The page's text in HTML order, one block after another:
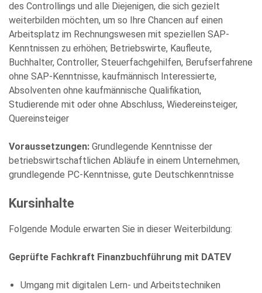
des Controllings und alle Diejenigen, die sich gezielt
weiterbilden möchten, um so Ihre Chancen auf einen
Arbeitsplatz im Rechnungswesen mit speziellen SAP-
Kenntnissen zu erhöhen; Betriebswirte, Kaufleute,
Buchhalter, Controller, Steuerfachgehilfen, Berufserfahrene
ohne SAP-Kenntnisse, kaufmännisch Interessierte,
Absolventen ohne kaufmännische Qualifikation,
Studierende mit oder ohne Abschluss, Wiedereinsteiger,
Quereinsteiger
Voraussetzungen: Grundlegende Kenntnisse der
betriebswirtschaftlichen Abläufe in einem Unternehmen,
grundlegende PC-Kenntnisse, gute Deutschkenntnisse
Kursinhalte
Folgende Module erwarten Sie in dieser Weiterbildung:
Geprüfte Fachkraft Finanzbuchführung mit DATEV
Umgang mit digitalen Lern- und Arbeitstechniken
Die Datenschutzerklärung habe ich zur Kenntnis genommen
und stimme der elektronischen Erhebung und Speicherung
meiner Angaben sowie Daten für den Zweck der Beantwortung
meiner Anfrage zu. Bitte beachten Sie: Diese Einwilligung
können Sie per E-Mail an info@comhard.de jederzeit für die
Zukunft widerrufen.
Diese Website ist durch reCAPTCHA geschützt und es gelten die
Datenschutzbestimmungen andNutzungsbedingungen von
Google.